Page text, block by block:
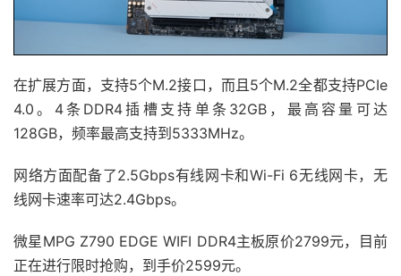
在扩展方面，支持5个M.2接口，而且5个M.2全都支持PCIe
4.0。4条DDR4插槽支持单条32GB，最高容量可达
128GB，频率最高支持到5333MHz。
网络方面配备了2.5Gbps有线网卡和Wi-Fi 6无线网卡，无
线网卡速率可达2.4Gbps。
微星MPG Z790 EDGE WIFI DDR4主板原价2799元，目前
正在进行限时抢购，到手价2599元。